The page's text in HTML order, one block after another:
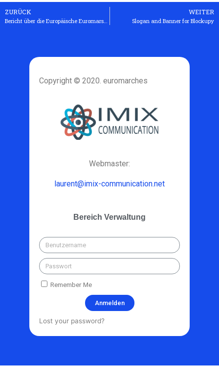
ZURÜCK
Bericht über die Europäische Euromarsch-Koordination 10.-11. März 2012 in Köln
WEITER
Slogan and Banner for Blockupy
Copyright © 2020. euromarches
Webmaster:
laurent@imix-communication.net
Bereich Verwaltung
Remember Me
Anmelden
Lost your password?